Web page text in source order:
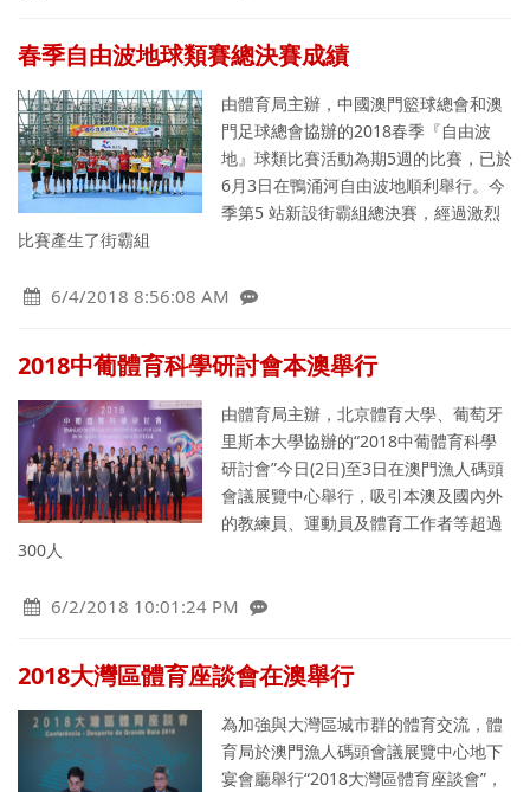
春季自由波地球類賽總決賽成績
由體育局主辦，中國澳門籃球總會和澳
門足球總會協辦的2018春季『自由波
地』球類比賽活動為期5週的比賽，已於
6月3日在鴨涌河自由波地順利舉行。今
季第5 站新設街霸組總決賽，經過激烈
比賽產生了街霸組
6/4/2018 8:56:08 AM
2018中葡體育科學研討會本澳舉行
由體育局主辦，北京體育大學、葡萄牙
里斯本大學協辦的“2018中葡體育科學
研討會”今日(2日)至3日在澳門漁人碼頭
會議展覽中心舉行，吸引本澳及國內外
的教練員、運動員及體育工作者等超過
300人
6/2/2018 10:01:24 PM
2018大灣區體育座談會在澳舉行
為加強與大灣區城市群的體育交流，體
育局於澳門漁人碼頭會議展覽中心地下
宴會廳舉行“2018大灣區體育座談會”，